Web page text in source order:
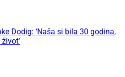
Dodig: ‘Naša si bila 30 godina,